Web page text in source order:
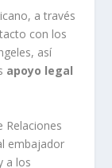
a través
con los
así
apoyo legal
Relaciones
embajador
a los